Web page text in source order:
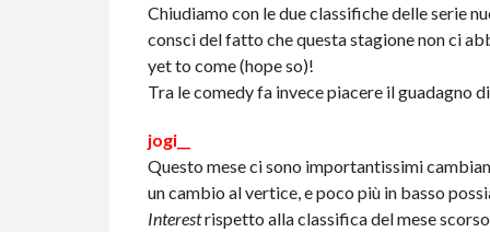
Chiudiamo con le due classifiche delle serie
consci del fatto che questa stagione non ci
yet to come (hope so)!
Tra le comedy fa invece piacere il guadagno
jogi__
Questo mese ci sono importantissimi
un cambio al vertice, e poco più in basso
Interestrispetto alla classifica del mese